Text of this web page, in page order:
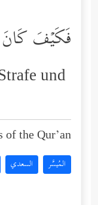
فَكَیۡفَ كَانَ
und
the Qur’an:
المُيسَّر السعدي